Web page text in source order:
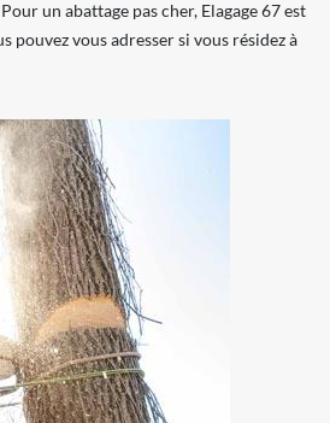
un abattage pas cher, Elagage 67 est
pouvez vous adresser si vous résidez à